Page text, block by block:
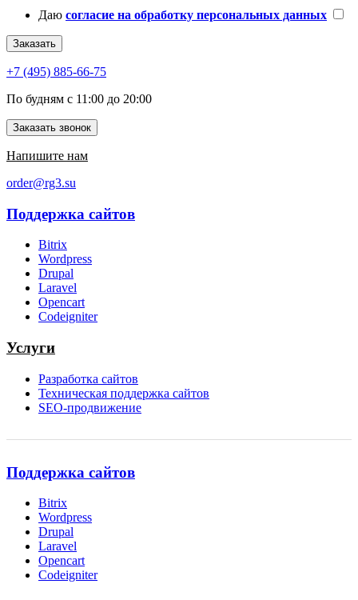
Даю согласие на обработку персональных данных
Заказать
+7 (495) 885-66-75
По будням с 11:00 до 20:00
Заказать звонок
Напишите нам
order@rg3.su
Поддержка сайтов
Bitrix
Wordpress
Drupal
Laravel
Opencart
Codeigniter
Услуги
Разработка сайтов
Техническая поддержка сайтов
SEO-продвижение
Поддержка сайтов
Bitrix
Wordpress
Drupal
Laravel
Opencart
Codeigniter